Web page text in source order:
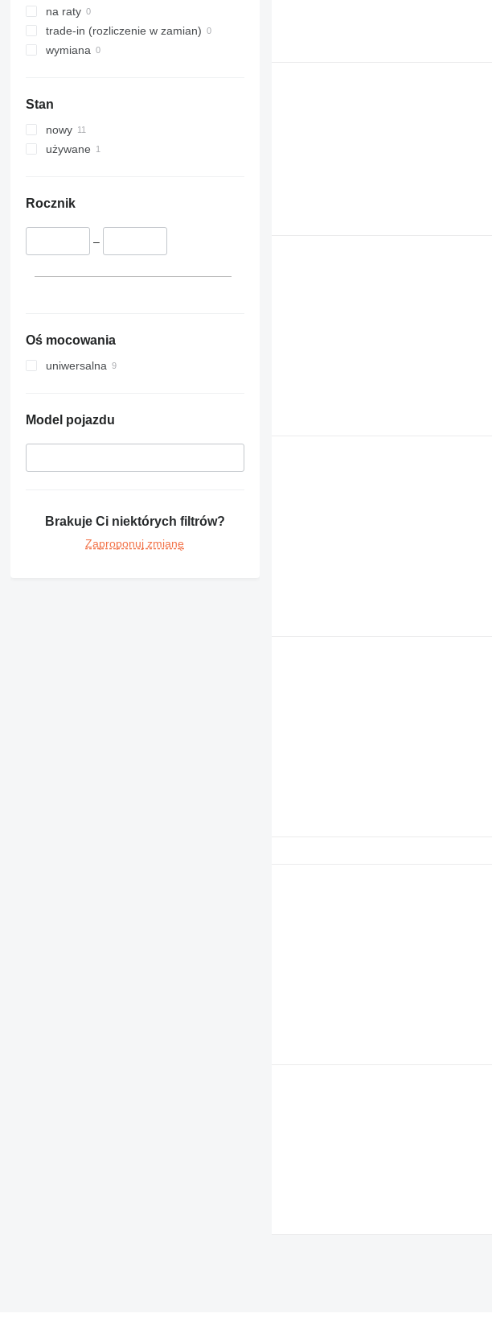
na raty
trade-in (rozliczenie w zamian)
wymiana
Stan
nowy
używane
Rocznik
–
Oś mocowania
uniwersalna
Model pojazdu
Brakuje Ci niektórych filtrów?
Zaproponuj zmianę